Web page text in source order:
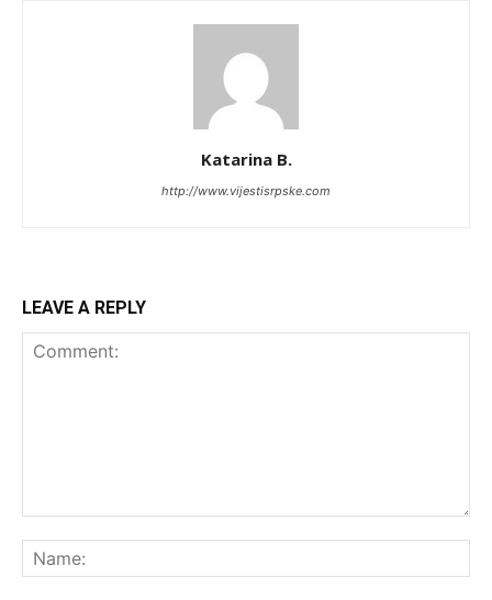
Katarina B.
http://www.vijestisrpske.com
LEAVE A REPLY